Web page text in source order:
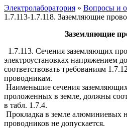
Электролаборатория » Вопросы и
1.7.113-1.7.118. Заземляющие
Заземляющие
1.7.113. Сечения заземляющих
электроустановках напряжением
соответствовать требованиям
проводникам.
Наименьшие сечения
проложенных в земле, должны
в табл. 1.7.4.
Прокладка в земле алюминиевых
проводников не допускается.